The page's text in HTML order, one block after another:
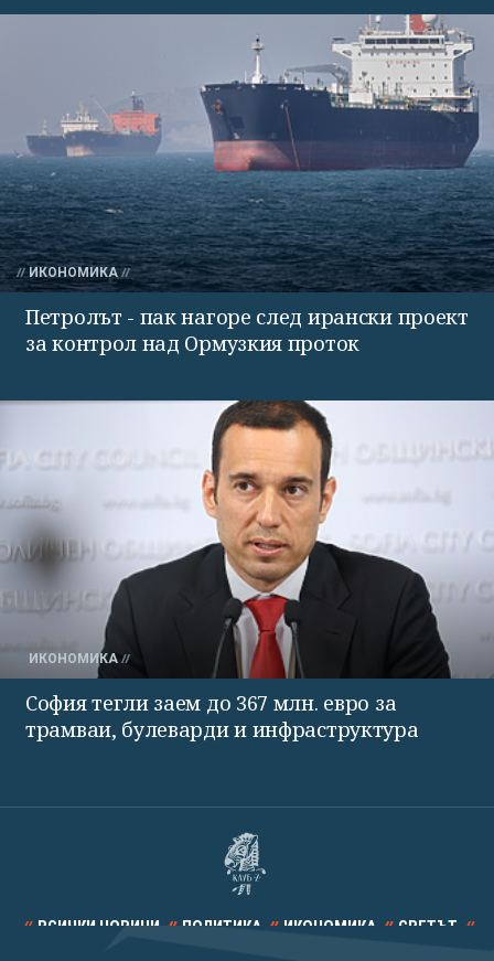
ИКОНОМИКА
Петролът - пак нагоре след ирански проект
за контрол над Ормузкия проток
ИКОНОМИКА
София тегли заем до 367 млн. евро за
трамваи, булеварди и инфраструктура
ВСИЧКИ НОВИНИ ПОЛИТИКА ИКОНОМИКА СВЕТЪТ